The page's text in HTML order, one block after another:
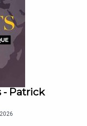
- Patrick